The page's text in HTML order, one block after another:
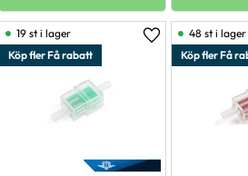
till i favoriter
Köp fler Få rabatt
Lägg till i
19 st i lager
Köp fler Få
48 st i lager